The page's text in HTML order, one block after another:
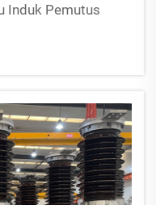
Induk Pemutus
dengan Integritas
Induk Pemutus
utama